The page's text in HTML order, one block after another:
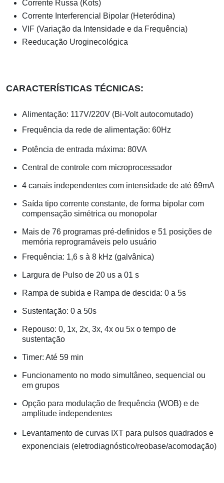
Corrente Russa (Kots)
Corrente Interferencial Bipolar (Heteródina)
VIF (Variação da Intensidade e da Frequência)
Reeducação Uroginecológica
CARACTERÍSTICAS TÉCNICAS:
Alimentação: 117V/220V (Bi-Volt autocomutado)
Frequência da rede de alimentação: 60Hz
Potência de entrada máxima: 80VA
Central de controle com microprocessador
4 canais independentes com intensidade de até 69mA
Saída tipo corrente constante, de forma bipolar com
compensação simétrica ou monopolar
Mais de 76 programas pré-definidos e 51 posições de
memória reprogramáveis pelo usuário
Frequência: 1,6 s à 8 kHz (galvânica)
Largura de Pulso de 20 us a 01 s
Rampa de subida e Rampa de descida: 0 a 5s
Sustentação: 0 a 50s
Repouso: 0, 1x, 2x, 3x, 4x ou 5x o tempo de
sustentação
Timer: Até 59 min
Funcionamento no modo simultâneo, sequencial ou
em grupos
Opção para modulação de frequência (WOB) e de
amplitude independentes
Levantamento de curvas IXT para pulsos quadrados e
exponenciais (eletrodiagnóstico/reobase/acomodação)